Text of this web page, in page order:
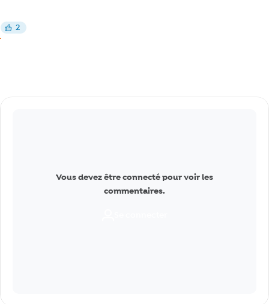
Réagir
2
J’aime
Vous devez être connecté pour voir les
commentaires.